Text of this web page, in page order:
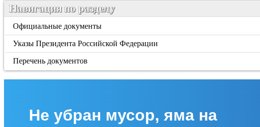
Навигация по разделу
Официальные документы
Указы Президента Российской Федерации
Перечень документов
Не убран мусор, яма на